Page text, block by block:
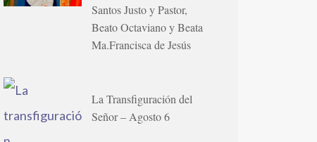
Santos Justo y Pastor,
Beato Octaviano y Beata
Ma.Francisca de Jesús
La Transfiguración del
Señor – Agosto 6